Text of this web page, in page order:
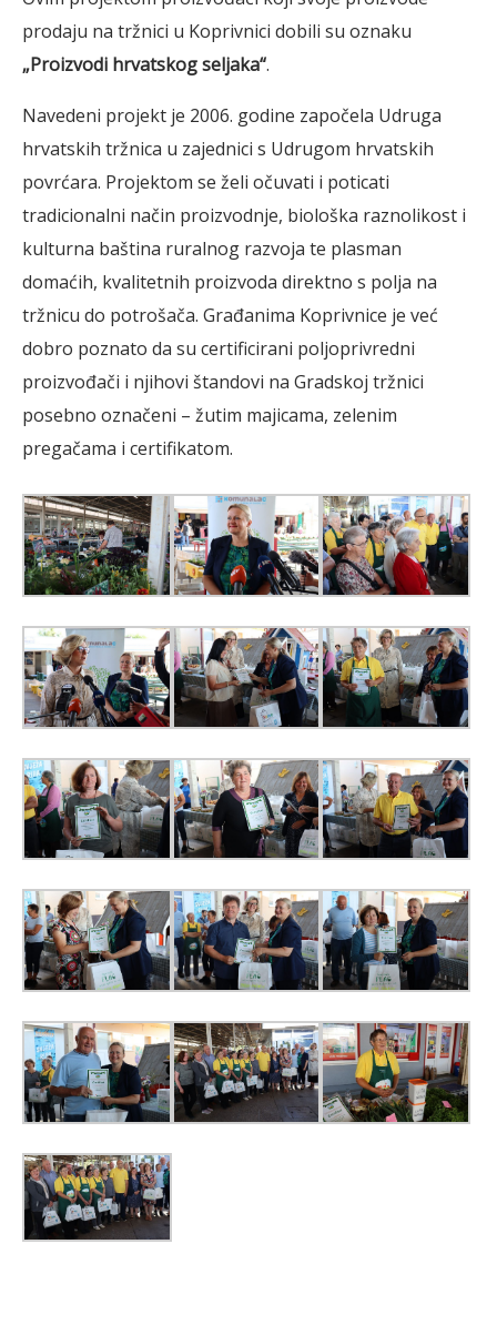
prodaju na tržnici u Koprivnici dobili su oznaku
„Proizvodi hrvatskog seljaka“.
Navedeni projekt je 2006. godine započela Udruga
hrvatskih tržnica u zajednici s Udrugom hrvatskih
povrćara. Projektom se želi očuvati i poticati
tradicionalni način proizvodnje, biološka raznolikost i
kulturna baština ruralnog razvoja te plasman
domaćih, kvalitetnih proizvoda direktno s polja na
tržnicu do potrošača. Građanima Koprivnice je već
dobro poznato da su certificirani poljoprivredni
proizvođači i njihovi štandovi na Gradskoj tržnici
posebno označeni – žutim majicama, zelenim
pregačama i certifikatom.